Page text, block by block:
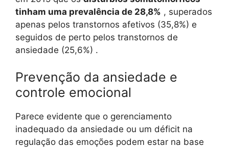
tinham uma prevalência de 28,8% , superados
apenas pelos transtornos afetivos (35,8%) e
seguidos de perto pelos transtornos de
ansiedade (25,6%) .
Prevenção da ansiedade e
controle emocional
Parece evidente que o gerenciamento
inadequado da ansiedade ou um déficit na
regulação das emoções podem estar na base